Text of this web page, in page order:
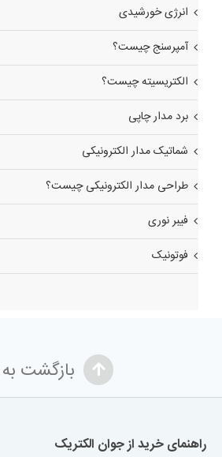
انرژی خورشیدی
آمپرسنج چیست؟
الکتریسیته چیست؟
برد مدار چاپی
شماتیک مدار الکترونیکی
طراحی مدار الکترونیکی چیست؟
فیبر نوری
فوتونیک
بازگشت به
راهنمای خرید از جوان الکتریک